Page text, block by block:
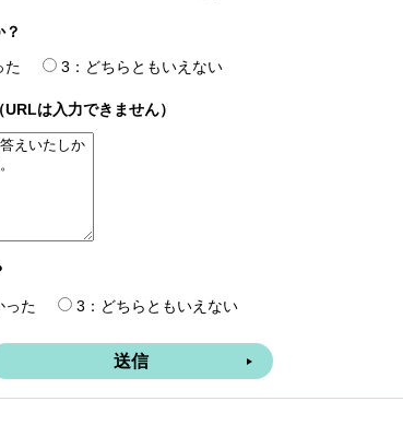
た 3：どちらともいえない
は入力できません）
った 3：どちらともいえない